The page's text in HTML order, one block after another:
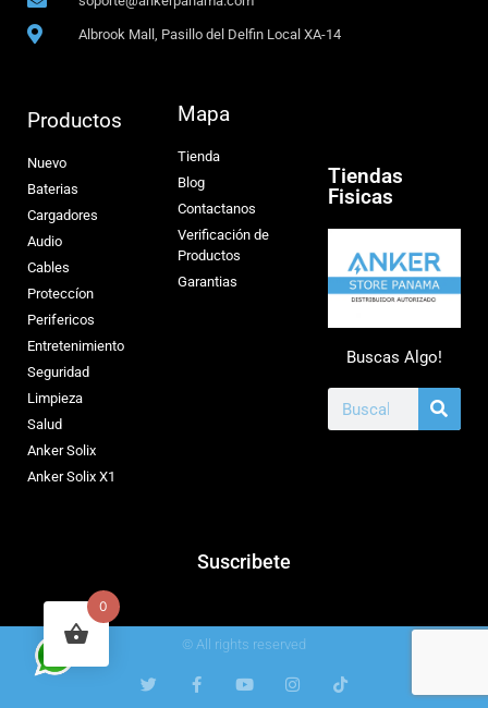
Albrook Mall, Pasillo del Delfin Local XA-14
Productos
Nuevo
Baterias
Cargadores
Audio
Cables
Proteccíon
Perifericos
Entretenimiento
Seguridad
Limpieza
Salud
Anker Solix
Anker Solix X1
Mapa
Tienda
Blog
Contactanos
Verificación de
Productos
Garantias
Tiendas
Fisicas
Buscas Algo!
Suscribete
© All rights reserved
0